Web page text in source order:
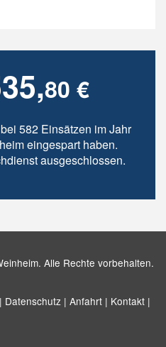
80 €
582 Einsätzen im Jahr
eingespart haben.
ausgeschlossen.
Alle Rechte vorbehalten.
Datenschutz | Anfahrt | Kontakt |